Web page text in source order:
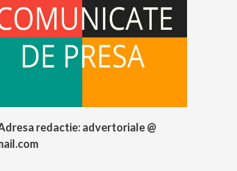
redactie: advertoriale @